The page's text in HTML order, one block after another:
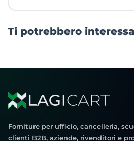
Ti potrebbero
Forniture per ufficio, cancelleria,
clienti B2B, aziende, rivenditori e